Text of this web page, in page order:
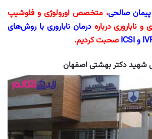
صالحی، متخصص اورولوژی و فلوشیپ
ناباروری دربارهدرمان ناباروری با روش‌های
صحبت کردیم.